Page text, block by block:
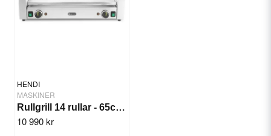
HENDI
MASKINER
Rullgrill 14 rullar - 65cm 2 zoner
10 990 kr